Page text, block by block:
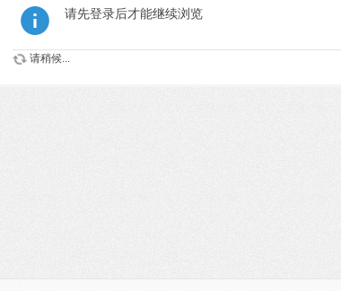
请先登录后才能继续浏览
请稍候...